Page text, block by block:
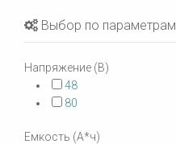
Выбор по параметрам
Напряжение (В)
48
80
Емкость (А*ч)